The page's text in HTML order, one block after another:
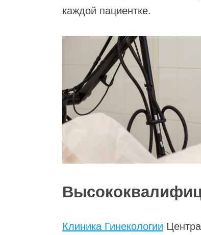
каждой пациентке.
Клиника Гинекологии